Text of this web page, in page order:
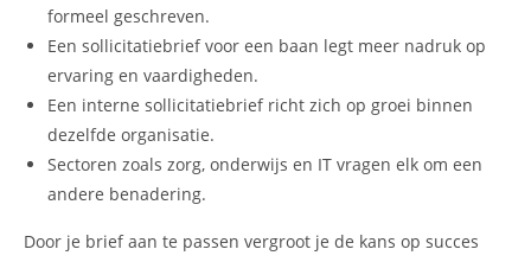
formeel geschreven.
Een sollicitatiebrief voor een baan legt meer nadruk op
ervaring en vaardigheden.
Een interne sollicitatiebrief richt zich op groei binnen
dezelfde organisatie.
Sectoren zoals zorg, onderwijs en IT vragen elk om een
andere benadering.
Door je brief aan te passen vergroot je de kans op succes